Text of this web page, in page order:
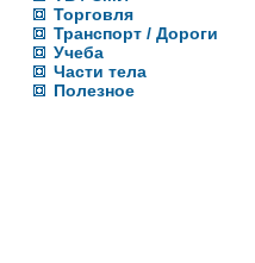
Торговля
Транспорт / Дороги
Учеба
Части тела
Полезное